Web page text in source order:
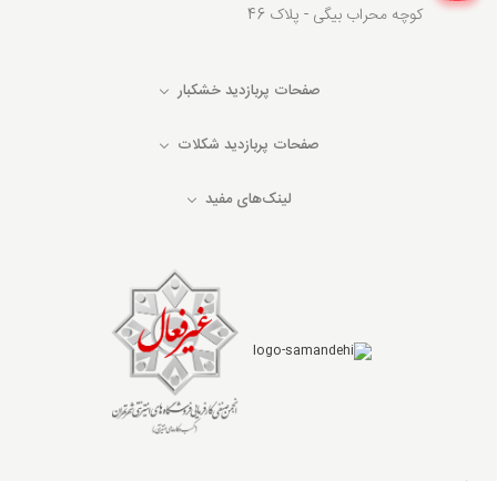
کوچه محراب بیگی - پلاک 46
صفحات پربازدید خشکبار
صفحات پربازدید شکلات
لینک‌های مفید